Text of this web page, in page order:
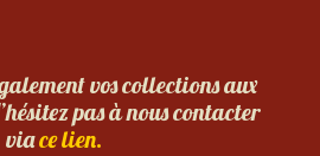
vos collections aux
pas à nous contacter
viace lien.